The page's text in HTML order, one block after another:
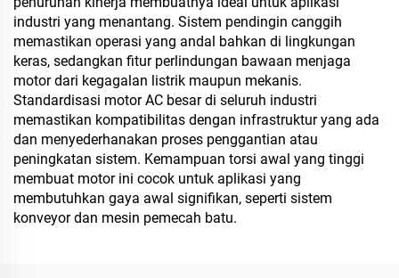
industri yang menantang. Sistem pendingin canggih
memastikan operasi yang andal bahkan di lingkungan
keras, sedangkan fitur perlindungan bawaan menjaga
motor dari kegagalan listrik maupun mekanis.
Standardisasi motor AC besar di seluruh industri
memastikan kompatibilitas dengan infrastruktur yang ada
dan menyederhanakan proses penggantian atau
peningkatan sistem. Kemampuan torsi awal yang tinggi
membuat motor ini cocok untuk aplikasi yang
membutuhkan gaya awal signifikan, seperti sistem
konveyor dan mesin pemecah batu.